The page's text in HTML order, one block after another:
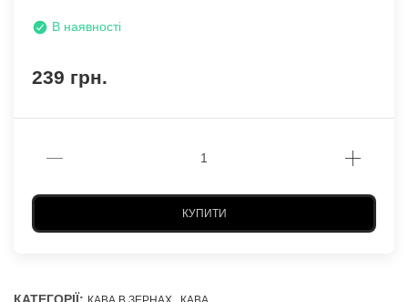
В наявності
239 грн.
КУПИТИ